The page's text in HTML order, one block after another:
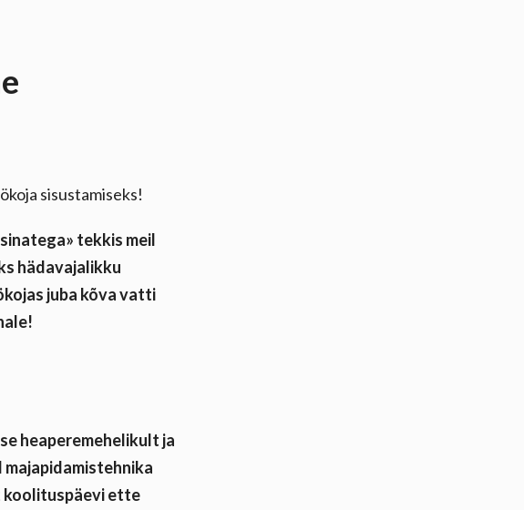
sisustamiseks!
tekkis meil
hädavajalikku
juba kõva vatti
heaperemehelikult ja
koolituspäevi ette